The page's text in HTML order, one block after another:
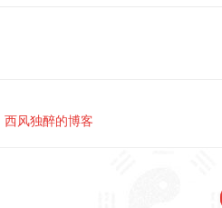
西风独醉的博客